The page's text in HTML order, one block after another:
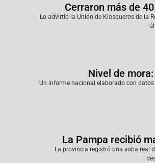
Cerraron más de
Lo advirtió la Unión de Kiosqueros de la
Nivel de
Un informe nacional elaborado con
La Pampa recibió
La provincia registró una suba real